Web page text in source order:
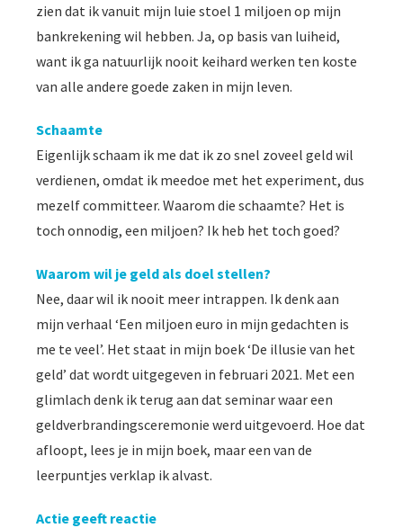
zien dat ik vanuit mijn luie stoel 1 miljoen op mijn
bankrekening wil hebben. Ja, op basis van luiheid,
want ik ga natuurlijk nooit keihard werken ten koste
van alle andere goede zaken in mijn leven.
Schaamte
Eigenlijk schaam ik me dat ik zo snel zoveel geld wil
verdienen, omdat ik meedoe met het experiment, dus
mezelf committeer. Waarom die schaamte? Het is
toch onnodig, een miljoen? Ik heb het toch goed?
Waarom wil je geld als doel stellen?
Nee, daar wil ik nooit meer intrappen. Ik denk aan
mijn verhaal ‘Een miljoen euro in mijn gedachten is
me te veel’. Het staat in mijn boek ‘De illusie van het
geld’ dat wordt uitgegeven in februari 2021. Met een
glimlach denk ik terug aan dat seminar waar een
geldverbrandingsceremonie werd uitgevoerd. Hoe dat
afloopt, lees je in mijn boek, maar een van de
leerpuntjes verklap ik alvast.
Actie geeft reactie